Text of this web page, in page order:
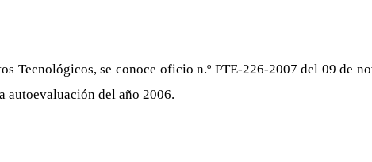
Tecnológicos, se conoce oficio n.º PTE-226-2007 del 09 de
autoevaluación del año 2006.